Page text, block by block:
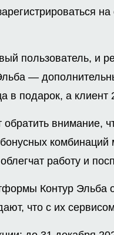
пользователь, и
—
в подарок, а клиент
обратить внимание,
работу и
Контур
что с их